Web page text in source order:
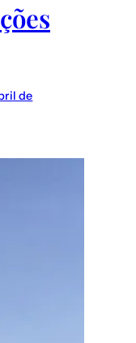
de